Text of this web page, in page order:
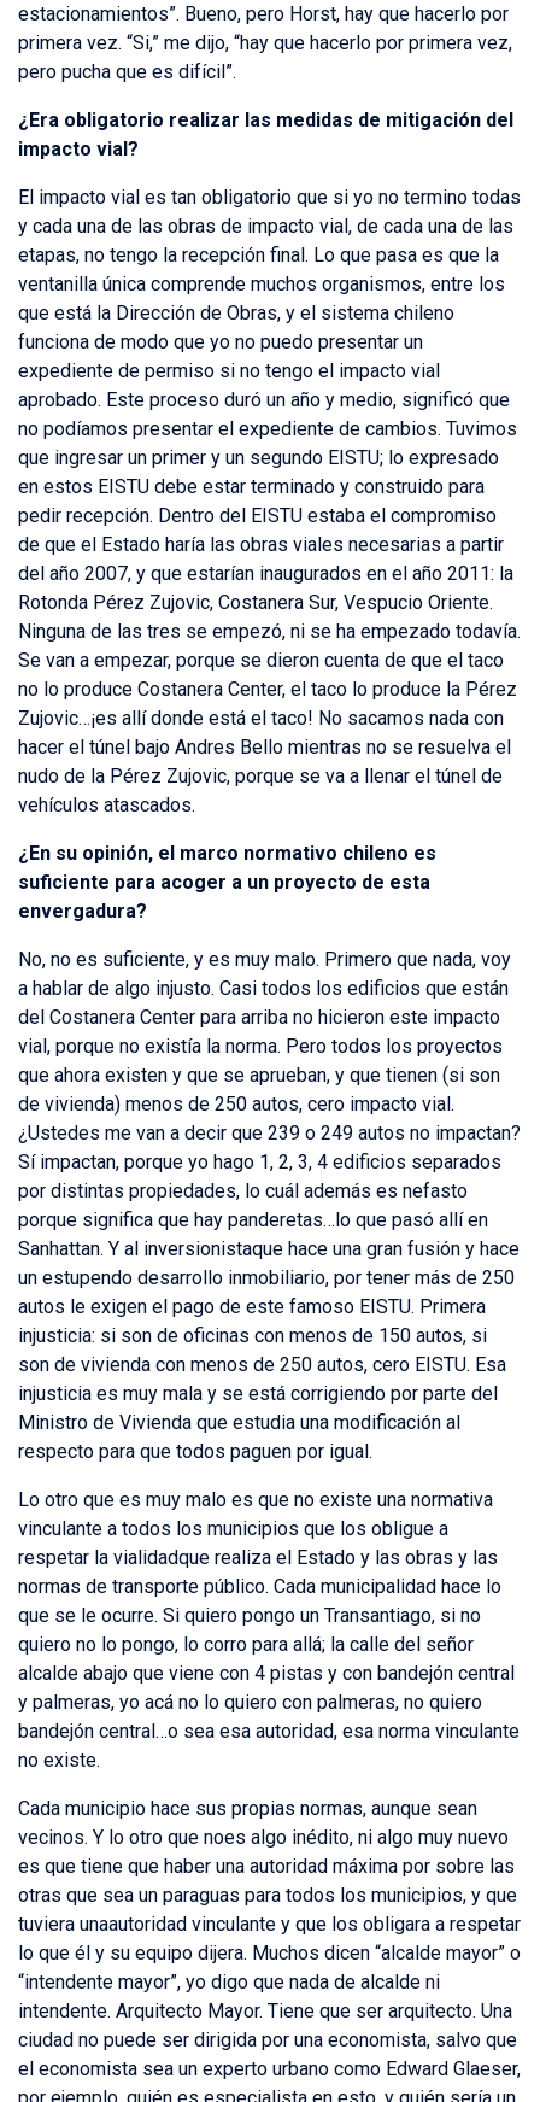
estacionamientos”. Bueno, pero Horst, hay que hacerlo por
primera vez. “Si,” me dijo, “hay que hacerlo por primera vez,
pero pucha que es difícil”.
¿Era obligatorio realizar las medidas de mitigación del
impacto vial?
El impacto vial es tan obligatorio que si yo no termino todas
y cada una de las obras de impacto vial, de cada una de las
etapas, no tengo la recepción final. Lo que pasa es que la
ventanilla única comprende muchos organismos, entre los
que está la Dirección de Obras, y el sistema chileno
funciona de modo que yo no puedo presentar un
expediente de permiso si no tengo el impacto vial
aprobado. Este proceso duró un año y medio, significó que
no podíamos presentar el expediente de cambios. Tuvimos
que ingresar un primer y un segundo EISTU; lo expresado
en estos EISTU debe estar terminado y construido para
pedir recepción. Dentro del EISTU estaba el compromiso
de que el Estado haría las obras viales necesarias a partir
del año 2007, y que estarían inaugurados en el año 2011: la
Rotonda Pérez Zujovic, Costanera Sur, Vespucio Oriente.
Ninguna de las tres se empezó, ni se ha empezado todavía.
Se van a empezar, porque se dieron cuenta de que el taco
no lo produce Costanera Center, el taco lo produce la Pérez
Zujovic…¡es allí donde está el taco! No sacamos nada con
hacer el túnel bajo Andres Bello mientras no se resuelva el
nudo de la Pérez Zujovic, porque se va a llenar el túnel de
vehículos atascados.
¿En su opinión, el marco normativo chileno es
suficiente para acoger a un proyecto de esta
envergadura?
No, no es suficiente, y es muy malo. Primero que nada, voy
a hablar de algo injusto. Casi todos los edificios que están
del Costanera Center para arriba no hicieron este impacto
vial, porque no existía la norma. Pero todos los proyectos
que ahora existen y que se aprueban, y que tienen (si son
de vivienda) menos de 250 autos, cero impacto vial.
¿Ustedes me van a decir que 239 o 249 autos no impactan?
Sí impactan, porque yo hago 1, 2, 3, 4 edificios separados
por distintas propiedades, lo cuál además es nefasto
porque significa que hay panderetas…lo que pasó allí en
Sanhattan. Y al inversionistaque hace una gran fusión y hace
un estupendo desarrollo inmobiliario, por tener más de 250
autos le exigen el pago de este famoso EISTU. Primera
injusticia: si son de oficinas con menos de 150 autos, si
son de vivienda con menos de 250 autos, cero EISTU. Esa
injusticia es muy mala y se está corrigiendo por parte del
Ministro de Vivienda que estudia una modificación al
respecto para que todos paguen por igual.
Lo otro que es muy malo es que no existe una normativa
vinculante a todos los municipios que los obligue a
respetar la vialidadque realiza el Estado y las obras y las
normas de transporte público. Cada municipalidad hace lo
que se le ocurre. Si quiero pongo un Transantiago, si no
quiero no lo pongo, lo corro para allá; la calle del señor
alcalde abajo que viene con 4 pistas y con bandejón central
y palmeras, yo acá no lo quiero con palmeras, no quiero
bandejón central…o sea esa autoridad, esa norma vinculante
no existe.
Cada municipio hace sus propias normas, aunque sean
vecinos. Y lo otro que noes algo inédito, ni algo muy nuevo
es que tiene que haber una autoridad máxima por sobre las
otras que sea un paraguas para todos los municipios, y que
tuviera unaautoridad vinculante y que los obligara a respetar
lo que él y su equipo dijera. Muchos dicen “alcalde mayor” o
“intendente mayor”, yo digo que nada de alcalde ni
intendente. Arquitecto Mayor. Tiene que ser arquitecto. Una
ciudad no puede ser dirigida por una economista, salvo que
el economista sea un experto urbano como Edward Glaeser,